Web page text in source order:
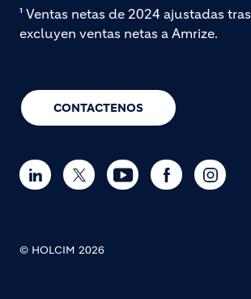
CONTACTENOS
¹ Ventas netas de 2024 ajustadas
excluyen ventas netas a Amrize.
© HOLCIM 2026